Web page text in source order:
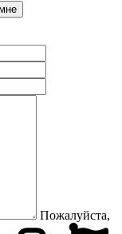
Пожалуйста,